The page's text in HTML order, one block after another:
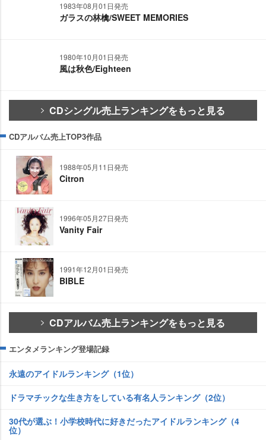
1983年08月01日発売
ガラスの林檎/SWEET MEMORIES
1980年10月01日発売
風は秋色/Eighteen
CDシングル売上ランキングをもっと見る
CDアルバム売上TOP3作品
1988年05月11日発売
Citron
1996年05月27日発売
Vanity Fair
1991年12月01日発売
BIBLE
CDアルバム売上ランキングをもっと見る
エンタメランキング登場記録
永遠のアイドルランキング（1位）
ドラマチックな生き方をしている有名人ランキング（2位）
30代が選ぶ！小学校時代に好きだったアイドルランキング（4
位）